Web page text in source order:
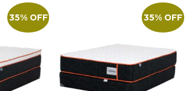
35% OFF 35% OFF